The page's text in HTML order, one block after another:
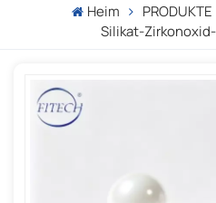
Heim PRODUKTE
Silikat-